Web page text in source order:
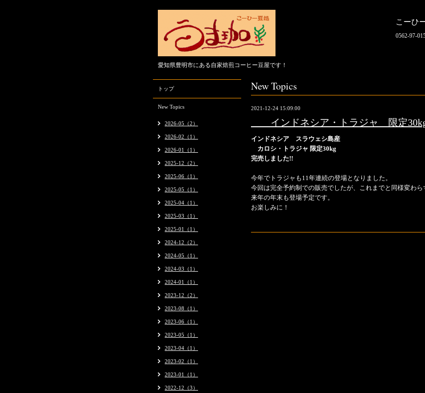
こーひ
0562-97-
愛知県豊明市にある自家焙煎コーヒー豆屋です！
New Topics
2021-12-24 15:09:00
インドネシア・トラジャ 限定
インドネシア スラウェシ島産
カロシ・トラジャ 限定30kg
完売しました!!
今年でトラジャも11年連続の登場となりました。
今回は完全予約制での販売でしたが、これまでと同様変わら
来年の年末も登場予定です。
お楽しみに！
トップ
New Topics
2026-05（2）
2026-02（1）
2026-01（1）
2025-12（2）
2025-06（1）
2025-05（1）
2025-04（1）
2025-03（1）
2025-01（1）
2024-12（2）
2024-05（1）
2024-03（1）
2024-01（1）
2023-12（2）
2023-08（1）
2023-06（1）
2023-05（1）
2023-04（1）
2023-02（1）
2023-01（1）
2022-12（3）